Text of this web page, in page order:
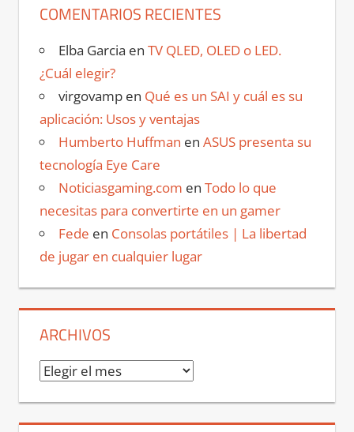
COMENTARIOS RECIENTES
Elba Garcia en TV QLED, OLED o LED.
¿Cuál elegir?
virgovampen Qué es un SAI y cuál es su
aplicación: Usos y ventajas
Humberto Huffman en ASUS presenta su
tecnología Eye Care
Noticiasgaming.com en Todo lo que
necesitas para convertirte en un gamer
Fede en Consolas portátiles | La libertad
de jugar en cualquier lugar
ARCHIVOS
Archivos